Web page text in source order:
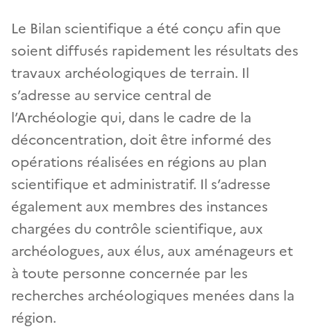
Le Bilan scientifique a été conçu afin que
soient diffusés rapidement les résultats des
travaux archéologiques de terrain. Il
s’adresse au service central de
l’Archéologie qui, dans le cadre de la
déconcentration, doit être informé des
opérations réalisées en régions au plan
scientifique et administratif. Il s’adresse
également aux membres des instances
chargées du contrôle scientifique, aux
archéologues, aux élus, aux aménageurs et
à toute personne concernée par les
recherches archéologiques menées dans la
région.